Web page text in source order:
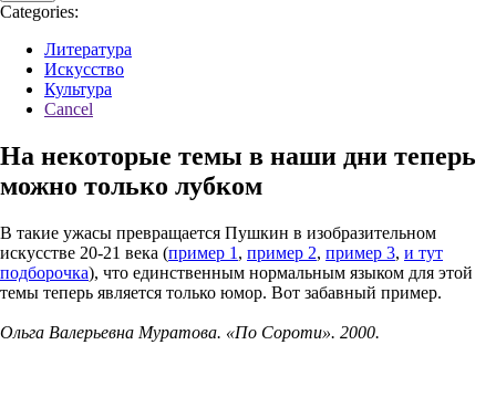
Categories:
Литература
Искусство
Культура
Cancel
На некоторые темы в наши дни теперь
можно только лубком
В такие ужасы превращается Пушкин в изобразительном
искусстве 20-21 века (пример 1 , пример 2, пример 3, и тут
подборочка), что единственным нормальным языком для этой
темы теперь является только юмор. Вот забавный пример.
Ольга Валерьевна Муратова. «По Сороти». 2000.